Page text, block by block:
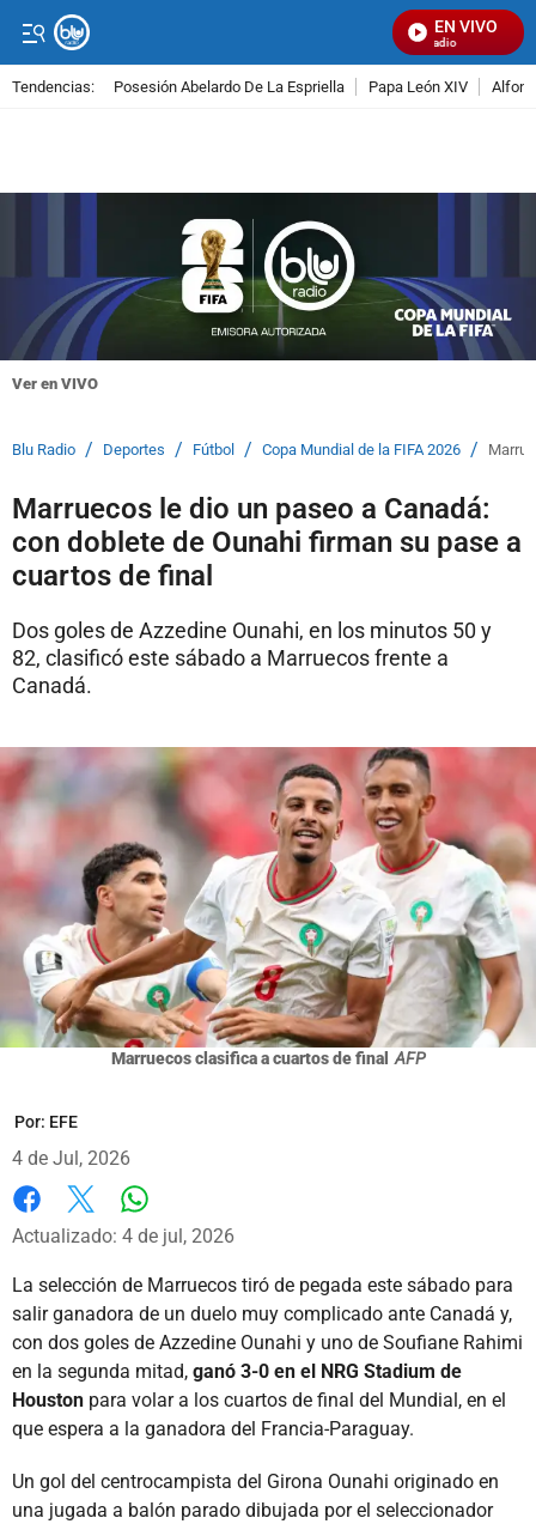
EN VIVO
Señal Visual Radio
Tendencias: Posesión Abelardo De La Espriella Papa León XIV
Ver en VIVO
Blu Radio / Deportes / Fútbol / Copa Mundial de la FIFA 2026 /
Marruecos le dio un paseo a Canadá:
con doblete de Ounahi firman su pase a
cuartos de final
Dos goles de Azzedine Ounahi, en los minutos 50 y
82, clasificó este sábado a Marruecos frente a
Canadá.
Marruecos clasifica a cuartos de final AFP
Por: EFE
4 de Jul, 2026
Facebook
X Whatsapp
Actualizado: 4 de jul, 2026
La selección de Marruecos tiró de pegada este sábado para
salir ganadora de un duelo muy complicado ante Canadá y,
con dos goles de Azzedine Ounahi y uno de Soufiane Rahimi
en la segunda mitad, ganó 3-0 en el NRG Stadium de
Houston para volar a los cuartos de final del Mundial, en el
que espera a la ganadora del Francia-Paraguay.
Un gol del centrocampista del Girona Ounahi originado en
una jugada a balón parado dibujada por el seleccionador